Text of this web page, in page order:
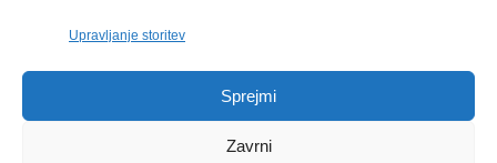
Upravljanje storitev
Sprejmi
Zavrni
FOTO: Razstava cvetličarskega mojstra Andreja
Dogodki 27. novembra, 2017